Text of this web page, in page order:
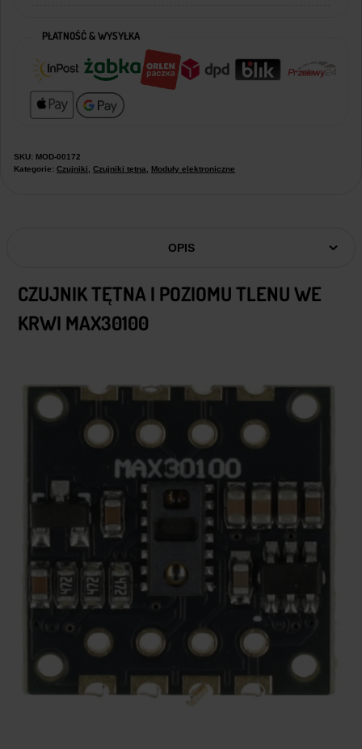
PŁATNOŚĆ & WYSYŁKA
SKU: MOD-00172
Kategorie: Czujniki Czujniki tętna Moduły elektroniczne
OPIS
CZUJNIK TĘTNA I POZIOMU TLENU WE
KRWI MAX30100